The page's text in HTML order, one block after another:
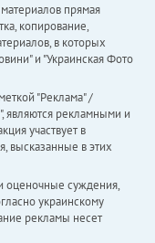
прямая
копирование,
в которых
и "Украинская Фото
"Реклама" /
являются рекламными и
участвует в
высказанные в этих
оценочные суждения,
украинскому
рекламы несет